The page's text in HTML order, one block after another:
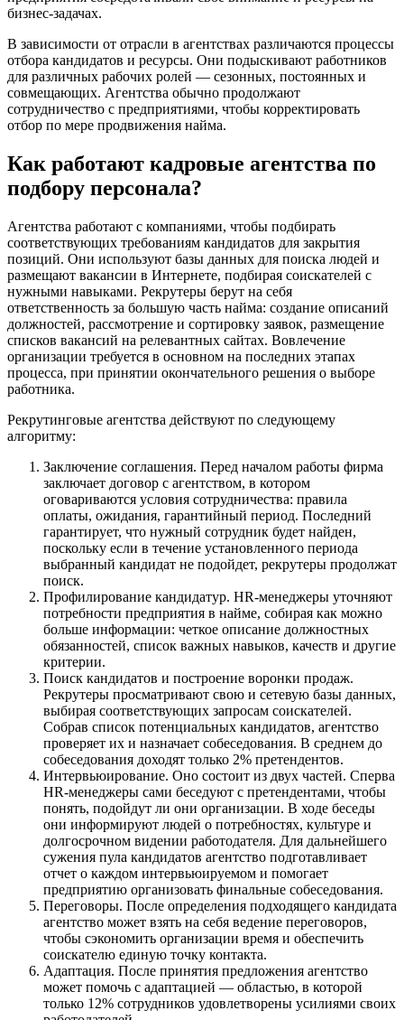
бизнес-задачах.
В зависимости от отрасли в агентствах различаются процессы
отбора кандидатов и ресурсы. Они подыскивают работников
для различных рабочих ролей — сезонных, постоянных и
совмещающих. Агентства обычно продолжают
сотрудничество с предприятиями, чтобы корректировать
отбор по мере продвижения найма.
Как работают кадровые агентства по
подбору персонала?
Агентства работают с компаниями, чтобы подбирать
соответствующих требованиям кандидатов для закрытия
позиций. Они используют базы данных для поиска людей и
размещают вакансии в Интернете, подбирая соискателей с
нужными навыками. Рекрутеры берут на себя
ответственность за большую часть найма: создание описаний
должностей, рассмотрение и сортировку заявок, размещение
списков вакансий на релевантных сайтах. Вовлечение
организации требуется в основном на последних этапах
процесса, при принятии окончательного решения о выборе
работника.
Рекрутинговые агентства действуют по следующему
алгоритму:
Заключение соглашения. Перед началом работы фирма
заключает договор с агентством, в котором
оговариваются условия сотрудничества: правила
оплаты, ожидания, гарантийный период. Последний
гарантирует, что нужный сотрудник будет найден,
поскольку если в течение установленного периода
выбранный кандидат не подойдет, рекрутеры продолжат
поиск.
Профилирование кандидатур. HR-менеджеры уточняют
потребности предприятия в найме, собирая как можно
больше информации: четкое описание должностных
обязанностей, список важных навыков, качеств и другие
критерии.
Поиск кандидатов и построение воронки продаж.
Рекрутеры просматривают свою и сетевую базы данных,
выбирая соответствующих запросам соискателей.
Собрав список потенциальных кандидатов, агентство
проверяет их и назначает собеседования. В среднем до
собеседования доходят только 2% претендентов.
Интервьюирование. Оно состоит из двух частей. Сперва
HR-менеджеры сами беседуют с претендентами, чтобы
понять, подойдут ли они организации. В ходе беседы
они информируют людей о потребностях, культуре и
долгосрочном видении работодателя. Для дальнейшего
сужения пула кандидатов агентство подготавливает
отчет о каждом интервьюируемом и помогает
предприятию организовать финальные собеседования.
Переговоры. После определения подходящего кандидата
агентство может взять на себя ведение переговоров,
чтобы сэкономить организации время и обеспечить
соискателю единую точку контакта.
Адаптация. После принятия предложения агентство
может помочь с адаптацией — областью, в которой
только 12% сотрудников удовлетворены усилиями своих